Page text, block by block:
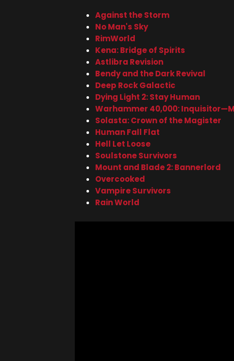
Against the Storm
No Man's Sky
RimWorld
Kena: Bridge of Spirits
Astlibra Revision
Bendy and the Dark Revival
Deep Rock Galactic
Dying Light 2: Stay Human
Warhammer 40,000:
Solasta: Crown of the Magister
Human Fall Flat
Hell Let Loose
Soulstone Survivors
Mount and Blade 2: Bannerlord
Overcooked
Vampire Survivors
Rain World